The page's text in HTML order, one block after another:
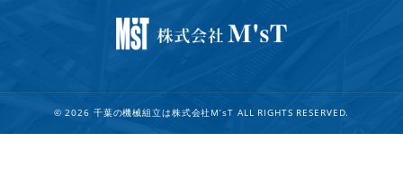
© 2026 千葉の機械組立は株式会社M’sT ALL RIGHTS RESERVED.